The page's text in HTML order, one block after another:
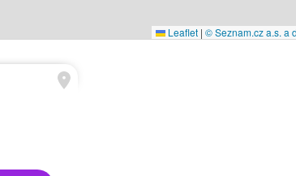
Leaflet | © Seznam.cz a.s. a